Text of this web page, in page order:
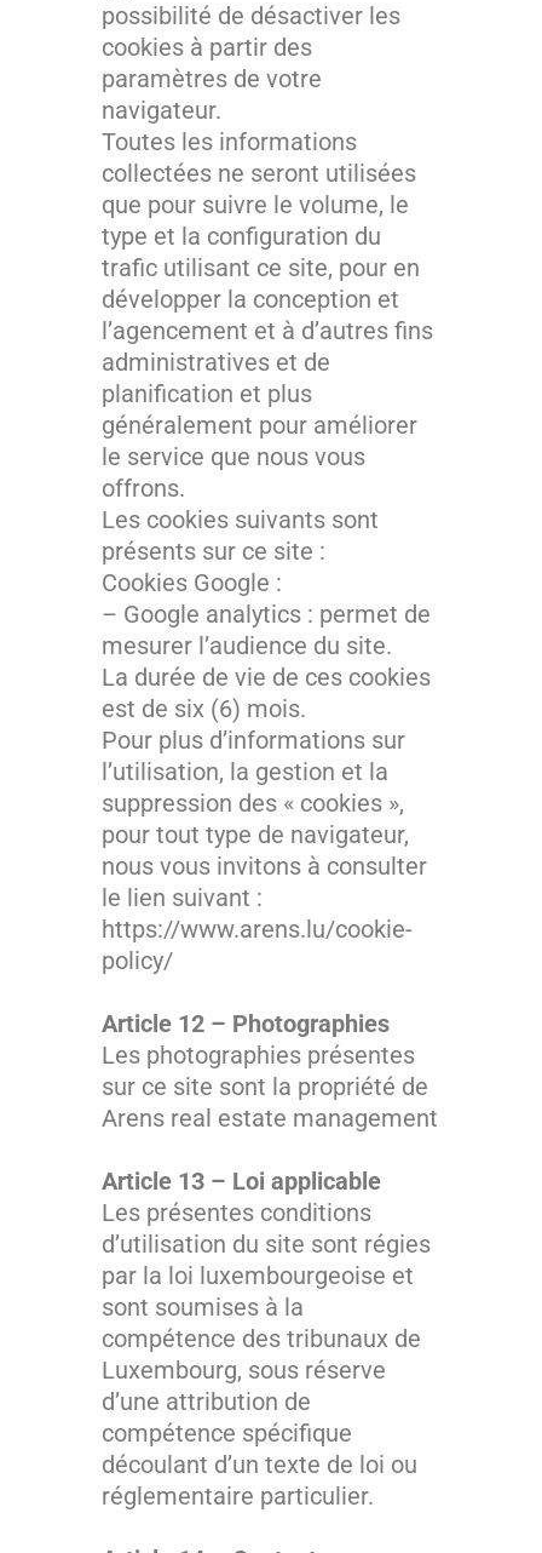
possibilité de désactiver les
cookies à partir des
paramètres de votre
navigateur.
Toutes les informations
collectées ne seront utilisées
que pour suivre le volume, le
type et la configuration du
trafic utilisant ce site, pour en
développer la conception et
l’agencement et à d’autres fins
administratives et de
planification et plus
généralement pour améliorer
le service que nous vous
offrons.
Les cookies suivants sont
présents sur ce site :
Cookies Google :
– Google analytics : permet de
mesurer l’audience du site.
La durée de vie de ces cookies
est de six (6) mois.
Pour plus d’informations sur
l’utilisation, la gestion et la
suppression des « cookies »,
pour tout type de navigateur,
nous vous invitons à consulter
le lien suivant :
https://www.arens.lu/cookie-
policy/
Article 12 – Photographies
Les photographies présentes
sur ce site sont la propriété de
Arens real estate management
Article 13 – Loi applicable
Les présentes conditions
d’utilisation du site sont régies
par la loi luxembourgeoise et
sont soumises à la
compétence des tribunaux de
Luxembourg, sous réserve
d’une attribution de
compétence spécifique
découlant d’un texte de loi ou
réglementaire particulier.